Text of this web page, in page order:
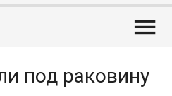

под раковину